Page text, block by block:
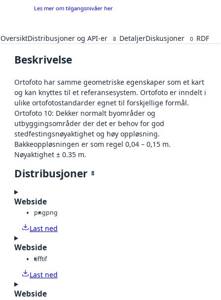
Les mer om tilgangsnivåer her
OversiktDistribusjoner og API-er 8 DetaljerDiskusjoner 0 RDF
Beskrivelse
Ortofoto har samme geometriske egenskaper som et kart
og kan knyttes til et referansesystem. Ortofoto er inndelt i
ulike ortofotostandarder egnet til forskjellige formål.
Ortofoto 10: Dekker normalt byområder og
utbyggingsområder der det er behov for god
stedfestingsnøyaktighet og høy oppløsning.
Bakkeoppløsningen er som regel 0,04 – 0,15 m.
Nøyaktighet ± 0.35 m.
Distribusjoner 8
Webside
pngpng
Last ned
Webside
tifftif
Last ned
Webside